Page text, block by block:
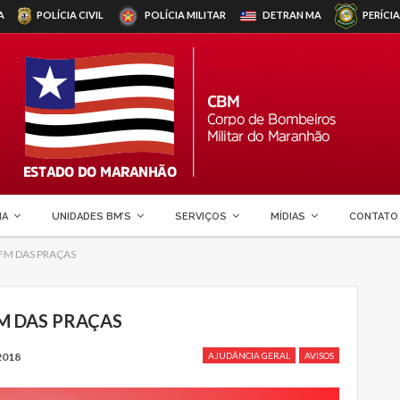
POLÍCIA CIVIL POLÍCIA MILITAR DETRANMA
UNIDADES BM’S SERVIÇOS MÍDIAS CONTATO
DAS PRAÇAS
DAS PRAÇAS
AJUDÂNCIA GERAL AVISOS